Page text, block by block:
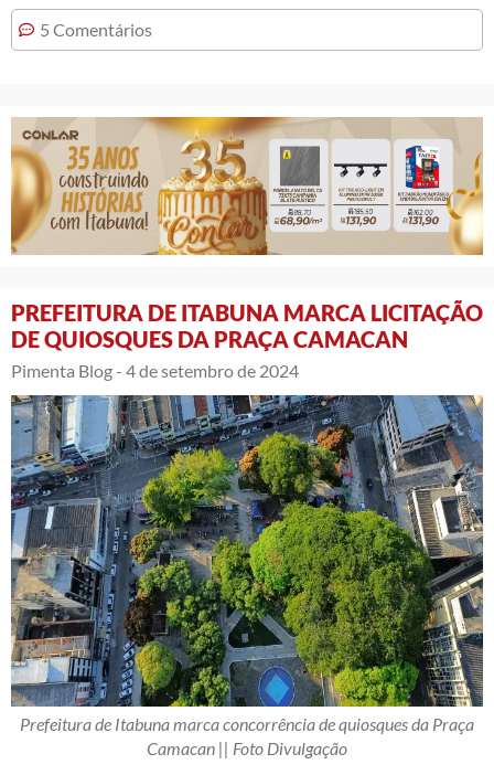
5 Comentários
PREFEITURA DE ITABUNA MARCA LICITAÇÃO
DE QUIOSQUES DA PRAÇA CAMACAN
Pimenta Blog - 4 de setembro de 2024
Prefeitura de Itabuna marca concorrência de quiosques da Praça
Camacan || Foto Divulgação